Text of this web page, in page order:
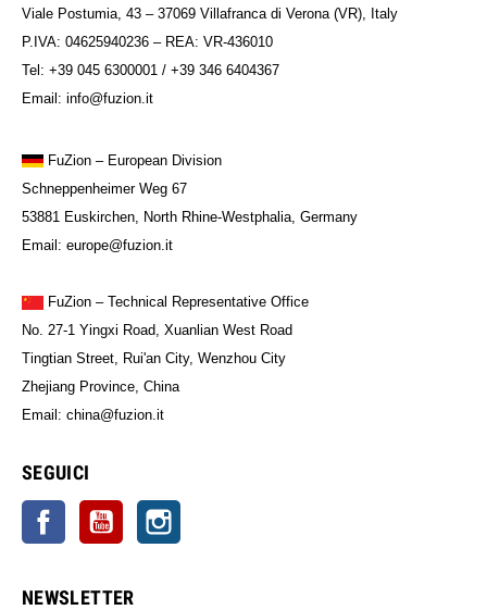
Viale Postumia, 43 – 37069 Villafranca di Verona (VR), Italy
P.IVA: 04625940236 – REA: VR-436010
Tel: +39 045 6300001 / +39 346 6404367
Email: info@fuzion.it
FuZion – European Division
Schneppenheimer Weg 67
53881 Euskirchen, North Rhine-Westphalia, Germany
Email: europe@fuzion.it
FuZion – Technical Representative Office
No. 27-1 Yingxi Road, Xuanlian West Road
Tingtian Street, Rui'an City, Wenzhou City
Zhejiang Province, China
Email: china@fuzion.it
SEGUICI
Facebook YouTube
NEWSLETTER